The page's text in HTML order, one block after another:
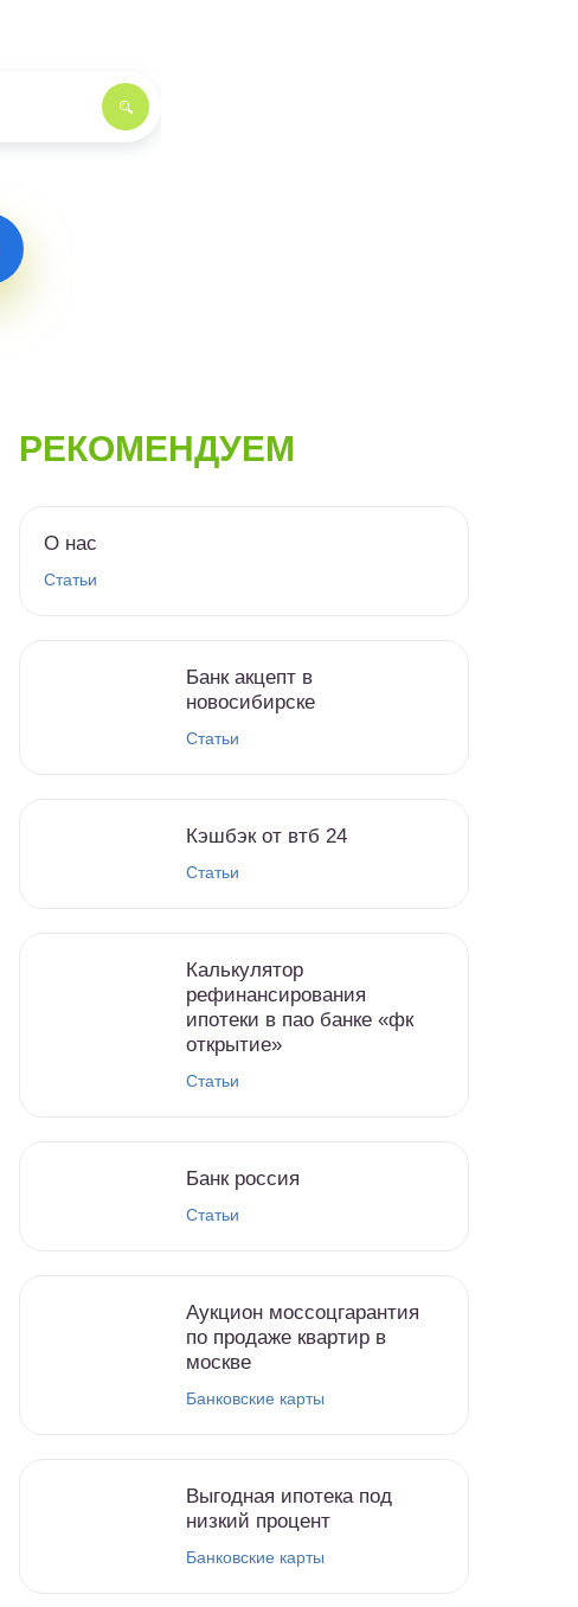
РЕКОМЕНДУЕМ
О нас
Статьи
Банк акцепт в
новосибирске
Статьи
Кэшбэк от втб 24
Статьи
Калькулятор
рефинансирования
ипотеки в пао банке «фк
открытие»
Статьи
Банк россия
Статьи
Аукцион моссоцгарантия
по продаже квартир в
москве
Банковские карты
Выгодная ипотека под
низкий процент
Банковские карты